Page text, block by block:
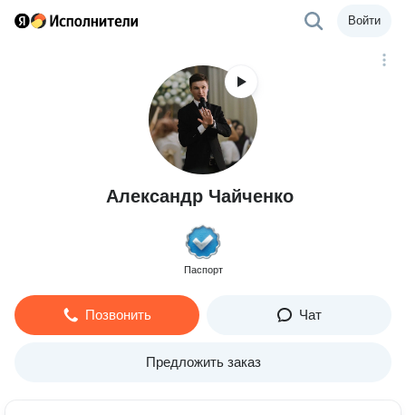
Войти
Александр Чайченко
Паспорт
Позвонить Чат
Предложить заказ